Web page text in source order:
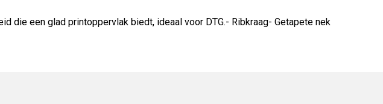
die een glad printoppervlak biedt, ideaal voor DTG.- Ribkraag- Getapete nek